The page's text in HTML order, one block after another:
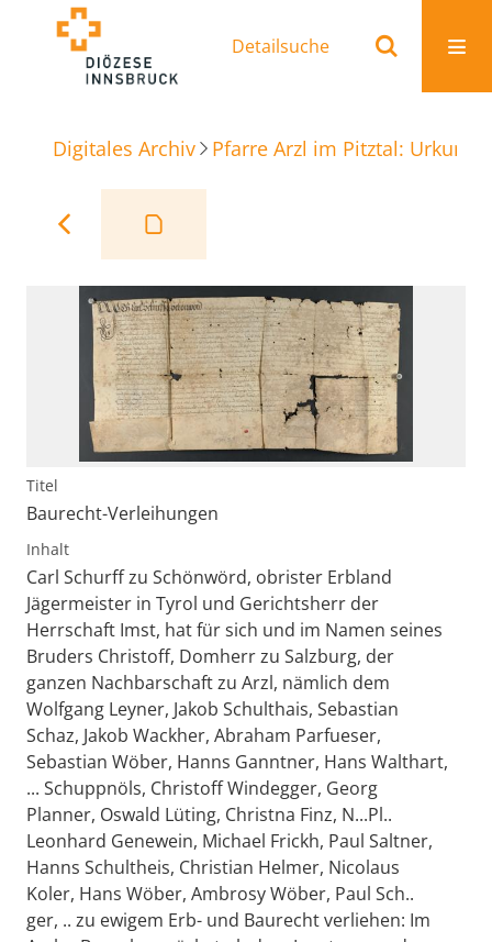
Detailsuche
Digitales Archiv Pfarre Arzl im Pitztal:
Titel
Baurecht-Verleihungen
Inhalt
Carl Schurff zu Schönwörd, obrister Erbland
Jägermeister in Tyrol und Gerichtsherr der
Herrschaft Imst, hat für sich und im Namen seines
Bruders Christoff, Domherr zu Salzburg, der
ganzen Nachbarschaft zu Arzl, nämlich dem
Wolfgang Leyner, Jakob Schulthais, Sebastian
Schaz, Jakob Wackher, Abraham Parfueser,
Sebastian Wöber, Hanns Ganntner, Hans Walthart,
... Schuppnöls, Christoff Windegger, Georg
Planner, Oswald Lüting, Christna Finz, N...Pl..
Leonhard Genewein, Michael Frickh, Paul Saltner,
Hanns Schultheis, Christian Helmer, Nicolaus
Koler, Hans Wöber, Ambrosy Wöber, Paul Sch..
ger, .. zu ewigem Erb- und Baurecht verliehen: Im